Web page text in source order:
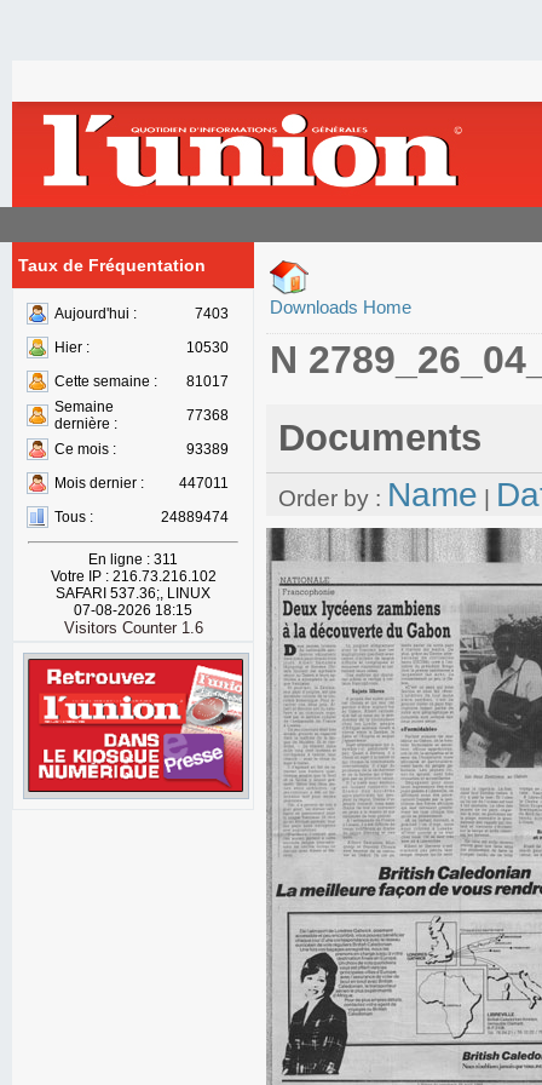
Taux de Fréquentation
Aujourd'hui :
7403
Hier :
10530
Cette semaine :
81017
Semaine
dernière :
77368
Ce mois :
93389
Mois dernier :
447011
Tous :
24889474
En ligne : 311
Votre IP : 216.73.216.102
SAFARI 537.36;, LINUX
07-08-2026 18:15
Visitors Counter 1.6
Downloads Home
N
Documents
Order by : Name